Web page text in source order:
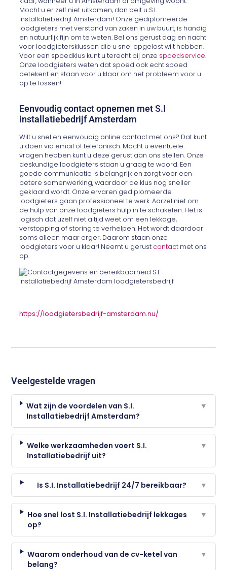
Mocht u er zelf niet uitkomen, dan belt u S.I.
Installatiebedrijf Amsterdam! Onze gediplomeerde
loodgieters met verstand van zaken in uw buurt, is handig
en natuurlijk fijn om te weten. Bel ons gerust dag en nacht
voor loodgietersklussen die u snel opgelost wilt hebben.
Voor een spoedklus kunt u terecht bij onze spoedservice.
Onze loodgieters weten dat spoed ook echt spoed
betekent en staan voor u klaar om het probleem voor u
op te lossen!
Eenvoudig contact opnemen met S.I
installatiebedrijf Amsterdam
Wilt u snel en eenvoudig online contact met ons? Dat kunt
u doen via email of telefonisch. Mocht u eventuele
vragen hebben kunt u deze gerust aan ons stellen. Onze
deskundige loodgieters staan u graag te woord. Een
goede communicatie is belangrijk en zorgt voor een
betere samenwerking, waardoor de klus nog sneller
geklaard wordt. Onze ervaren gediplomeerde
loodgieters gaan professioneel te werk. Aarzel niet om
de hulp van onze loodgieters hulp in te schakelen. Het is
logisch dat uzelf niet altijd weet om een lekkage,
verstopping of storing te verhelpen. Het wordt daardoor
soms alleen maar erger. Daarom staan onze
loodgieters voor u klaar! Neemt u gerust contact met ons
op.
https://loodgietersbedrijf-amsterdam.nu/
Veelgestelde vragen
Wat zijn de voordelen van S.I.
Installatiebedrijf Amsterdam?
▼
Welke werkzaamheden voert S.I.
Installatiebedrijf uit?
▼
Is S.I. Installatiebedrijf 24/7 bereikbaar? ▼
Hoe snel lost S.I. Installatiebedrijf lekkages
op?
▼
Waarom onderhoud van de cv-ketel van
belang?
▼